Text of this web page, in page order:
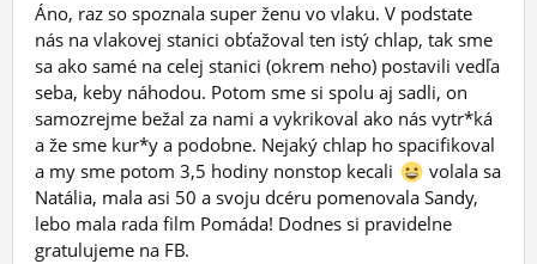
Áno, raz so spoznala super ženu vo vlaku. V podstate
nás na vlakovej stanici obťažoval ten istý chlap, tak sme
sa ako samé na celej stanici (okrem neho) postavili vedľa
seba, keby náhodou. Potom sme si spolu aj sadli, on
samozrejme bežal za nami a vykrikoval ako nás vytr*ká
a že sme kur*y a podobne. Nejaký chlap ho spacifikoval
a my sme potom 3,5 hodiny nonstop kecali
volala sa
Natália, mala asi 50 a svoju dcéru pomenovala Sandy,
lebo mala rada film Pomáda! Dodnes si pravidelne
gratulujeme na FB.